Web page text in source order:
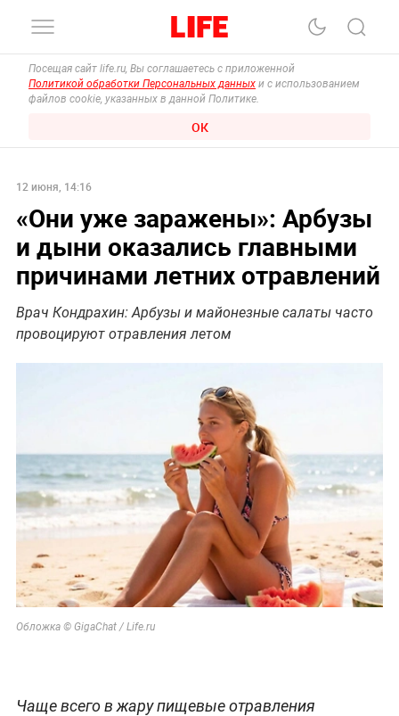
Посещая сайт life.ru, Вы соглашаетесь с приложенной
Политикой обработки Персональных данных и с использованием
файлов cookie, указанных в данной Политике.
ОК
12 июня, 14:16
«Они уже заражены»: Арбузы
и дыни оказались главными
причинами летних отравлений
Врач Кондрахин: Арбузы и майонезные салаты часто
провоцируют отравления летом
Обложка © GigaChat / Life.ru
Чаще всего в жару пищевые отравления